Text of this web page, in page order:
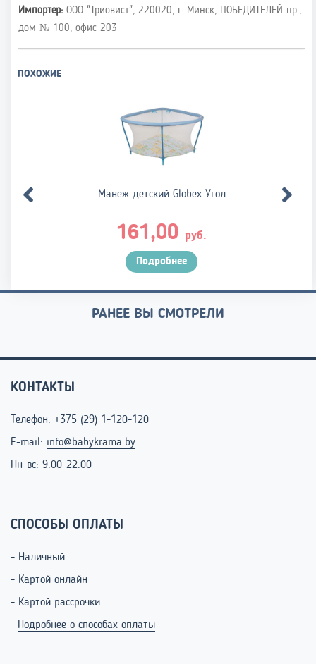
Импортер: ООО "Триовист", 220020, г. Минск, ПОБЕДИТЕЛЕЙ пр.,
дом № 100, офис 203
ПОХОЖИЕ
Манеж детский Globex Угол
161,00 руб.
Подробнее
РАНЕЕ ВЫ СМОТРЕЛИ
КОНТАКТЫ
Телефон: +375 (29) 1-120-120
E-mail: info@babykrama.by
Пн-вс: 9.00-22.00
СПОСОБЫ ОПЛАТЫ
- Наличный
- Картой онлайн
- Картой рассрочки
Подробнее о способах оплаты